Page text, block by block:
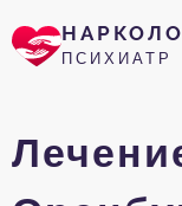
ПСИХИАТР